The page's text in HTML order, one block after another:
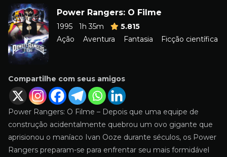
Power Rangers: O Filme
1995 1h 35m
5.815
Ação
Aventura Fantasia Ficção científica
Compartilhe com seus amigos
Power Rangers: O Filme – Depois que uma equipe de
construção acidentalmente quebrou um ovo gigante que
aprisionou o maníaco Ivan Ooze durante séculos, os Power
Rangers preparam-se para enfrentar seu mais formidável